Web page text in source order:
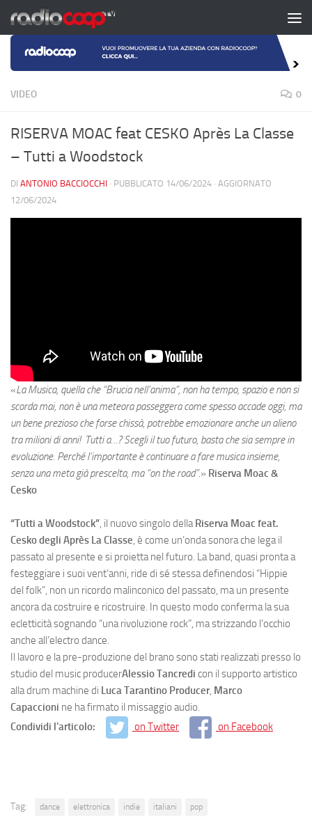
Salta al contenuto
VIDEO 0
RISERVA MOAC feat CESKO Après La Classe
– Tutti a Woodstock
DI ANTONIO BACCIOCCHI · PUBBLICATO 14/06/2024 · AGGIORNATO
12/06/2024
«La Musica, quella che “Brucia nell’anima”, non ha tempo, spazio e non si
scorda mai, non è una meteora passeggera come spesso accade oggi, ma
un bene prezioso che forse chissà, potrebbe emozionare anche un alieno
tra milioni di anni! Tutti a…? Scegli il tuo futuro, basta che sia sempre in
evoluzione. Perché l’importante è continuare a fare musica insieme,
senza una meta già prescelta, ma “on the road”.» Riserva Moac &
Cesko
“Tutti a Woodstock”, il nuovo singolo dellaRiserva Moac feat.
Cesko degli Après La Classe, è come un’onda sonora che lega il
passato al presente e si proietta nel futuro. La band, quasi pronta a
festeggiare i suoi vent’anni, ride di sé stessa definendosi “Hippie
del folk”, non un ricordo malinconico del passato, ma un presente
ancora da costruire e ricostruire. In questo modo conferma la sua
ecletticità sognando “una rivoluzione rock”, ma strizzando l’occhio
anche all’electro dance.
Il lavoro e la pre-produzione del brano sono stati realizzati presso lo
studio del music producerAlessio Tancredi con il supporto artistico
alla drum machine di Luca Tarantino Producer, Marco
Capaccioni ne ha firmato il missaggio audio.
Condividi l'articolo:
on Twitter on Facebook
Tag: dance elettronica indie italiani pop